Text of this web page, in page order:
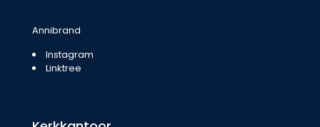
Annibrand
Instagram
Linktree